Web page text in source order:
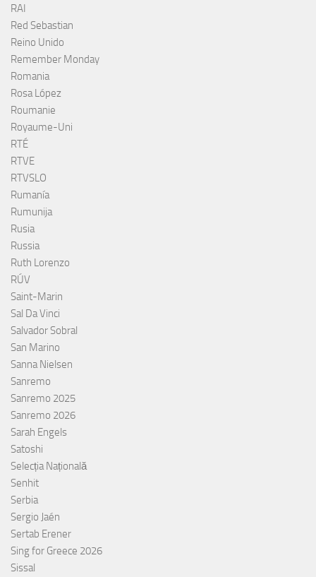
RAI
Red Sebastian
Reino Unido
Remember Monday
Romania
Rosa López
Roumanie
Royaume-Uni
RTÉ
RTVE
RTVSLO
Rumanía
Rumunija
Rusia
Russia
Ruth Lorenzo
RÚV
Saint-Marin
Sal Da Vinci
Salvador Sobral
San Marino
Sanna Nielsen
Sanremo
Sanremo 2025
Sanremo 2026
Sarah Engels
Satoshi
Selecția Națională
Senhit
Serbia
Sergio Jaén
Sertab Erener
Sing for Greece 2026
Sissal